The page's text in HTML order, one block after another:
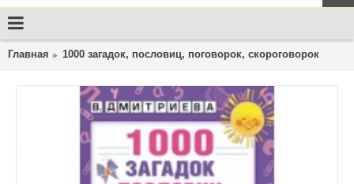
Главная 1000 загадок, пословиц, поговорок, скороговорок